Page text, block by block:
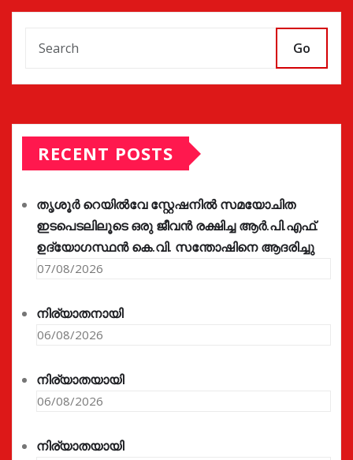
Go
RECENT POSTS
തൃശൂർ റെയിൽവേ സ്റ്റേഷനിൽ സമയോചിത
ഇടപെടലിലൂടെ ഒരു ജീവൻ രക്ഷിച്ച ആർ.പി.എഫ്.
ഉദ്യോഗസ്ഥൻ കെ.വി. സന്തോഷിനെ ആദരിച്ചു
07/08/2026
നിര്യാതനായി
06/08/2026
നിര്യാതയായി
06/08/2026
നിര്യാതയായി